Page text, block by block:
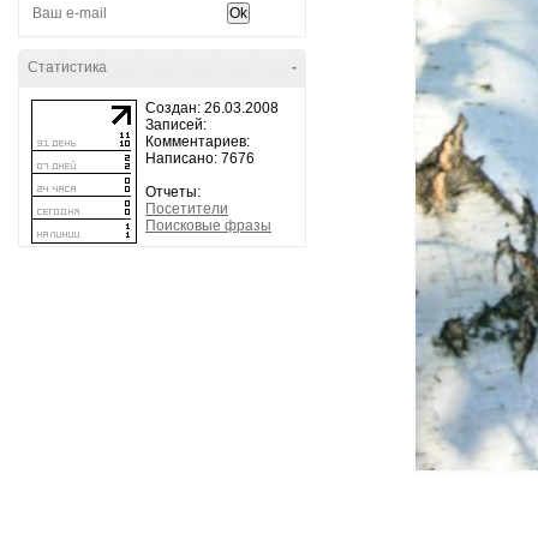
-
Статистика
Создан: 26.03.2008
Записей:
Комментариев:
Написано: 7676
Отчеты:
Посетители
Поисковые фразы